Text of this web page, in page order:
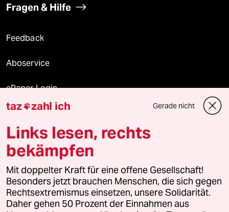
Fragen & Hilfe
Feedback
Aboservice
ePaper Login
Downloads für Abonnierende
© 2026 taz Verlags und Vertriebs GmbH
Alle Rechte vorbehalten. Bei rechtlichen Fragen oder für Genehmigungen
wenden Sie sich bitte an
lizenzen@taz.de
Feedback Redaktionsstatut Kommune-Richtlinien
taz zahl ich Gerade nicht
Links lesen, rechts
bekämpfen
Mit doppelter Kraft für eine offene Gesellschaft!
Besonders jetzt brauchen Menschen, die sich gegen
Rechtsextremismus einsetzen, unsere Solidarität.
Daher gehen 50 Prozent der Einnahmen aus